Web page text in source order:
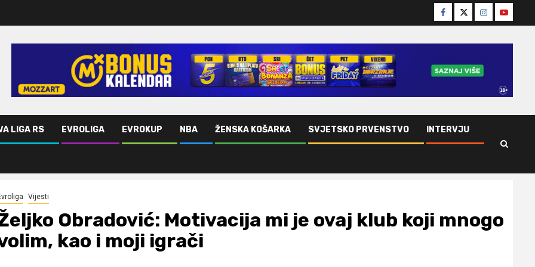
Facebook
TwitterInstagram
Youtube
LIGA RS EVROLIGA EVROKUP NBA ŽENSKA KOŠARKA SVJETSKO PRVENSTVO INTERVJU
volim, kao i moji igrači
Vijesti
Obradović: Motivacija mi je ovaj klub koji mnogo
kao i moji igrači